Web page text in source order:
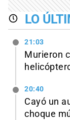
LO
21:03
Murieron
20:40
Cayó un
choque